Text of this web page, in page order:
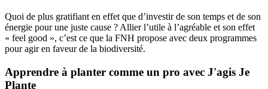
Quoi de plus gratifiant en effet que d’investir de son temps et de son
énergie pour une juste cause ? Allier l’utile à l’agréable et son effet
« feel good », c’est ce que la FNH propose avec deux programmes
pour agir en faveur de la biodiversité.
Apprendre à planter comme un pro avec J'agis Je
Plante